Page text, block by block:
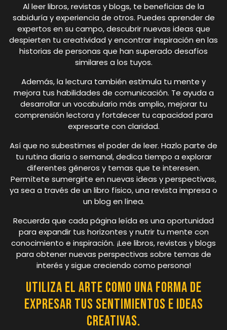
Al leer libros, revistas y blogs, te beneficias de la
sabiduría y experiencia de otros. Puedes aprender de
expertos en su campo, descubrir nuevas ideas que
despierten tu creatividad y encontrar inspiración en las
historias de personas que han superado desafíos
similares a los tuyos.
Además, la lectura también estimula tu mente y
mejora tus habilidades de comunicación. Te ayuda a
desarrollar un vocabulario más amplio, mejorar tu
comprensión lectora y fortalecer tu capacidad para
expresarte con claridad.
Así que no subestimes el poder de leer. Hazlo parte de
tu rutina diaria o semanal, dedica tiempo a explorar
diferentes géneros y temas que te interesen.
Permítete sumergirte en nuevas ideas y perspectivas,
ya sea a través de un libro físico, una revista impresa o
un blog en línea.
Recuerda que cada página leída es una oportunidad
para expandir tus horizontes y nutrir tu mente con
conocimiento e inspiración. ¡Lee libros, revistas y blogs
para obtener nuevas perspectivas sobre temas de
interés y sigue creciendo como persona!
Utiliza el arte como una forma de
expresar tus sentimientos e ideas
creativas.